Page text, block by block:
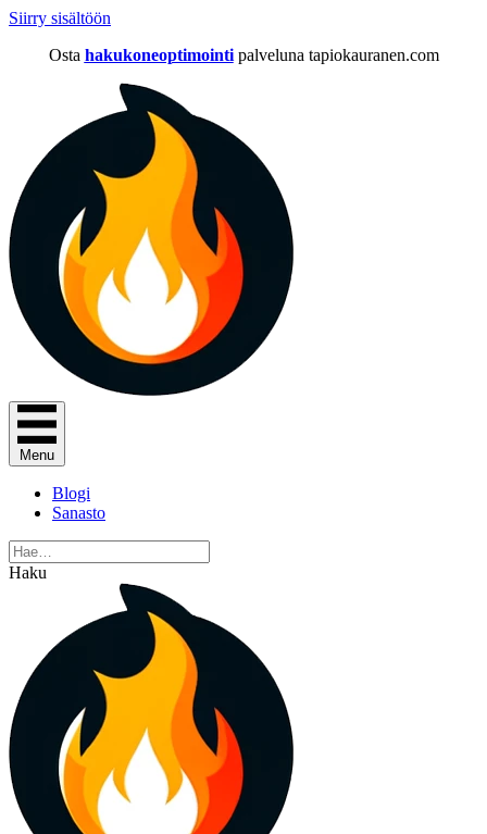
Siirry sisältöön
Osta hakukoneoptimointi palveluna tapiokauranen.com
Menu
Blogi
Sanasto
Haku